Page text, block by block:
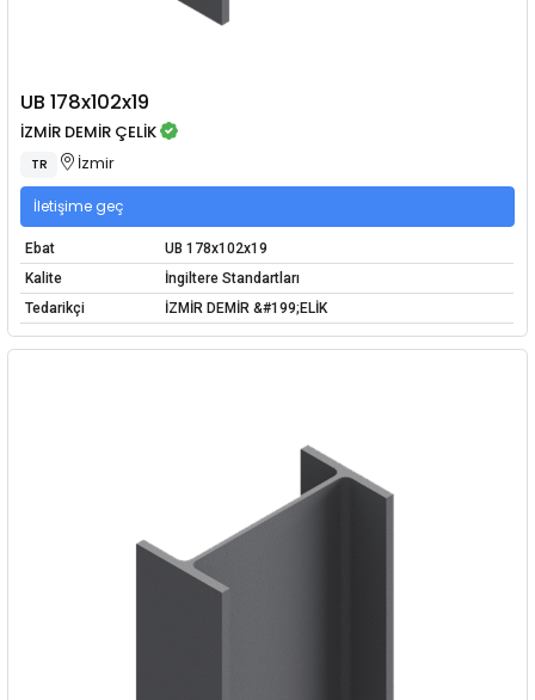
UB 178x102x19
İZMİR DEMİR ÇELİK
TR İzmir
İletişime geç
Ebat
UB 178x102x19
Kalite
İngiltere Standartları
Tedarikçi
İZMİR DEMİR &#199;ELİK